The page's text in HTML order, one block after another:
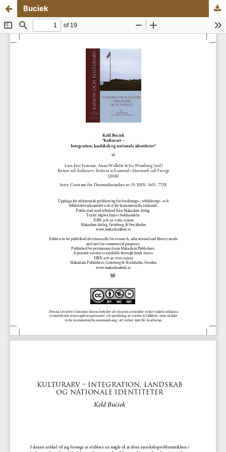
Buciek